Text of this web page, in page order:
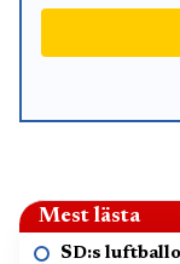
Mest lästa
SD:s